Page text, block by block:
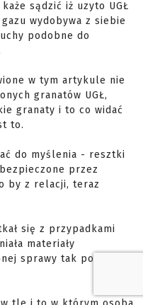
sądzić iż uzyto UGŁ
wydobywa z siebie
podobne do
w tym artykule nie
granatów UGŁ,
granaty i to co widać
to.
do myślenia - resztki
przez
by z relacji, teraz
się z przypadkami
materiały
sprawy tak po prostu